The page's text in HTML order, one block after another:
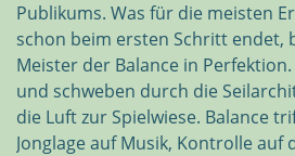
Publikums. Was für die meisten
schon beim ersten Schritt endet,
Meister der Balance in
und schweben durch die
die Luft zur Spielwiese. Balance
Jonglage auf Musik, Kontrolle auf